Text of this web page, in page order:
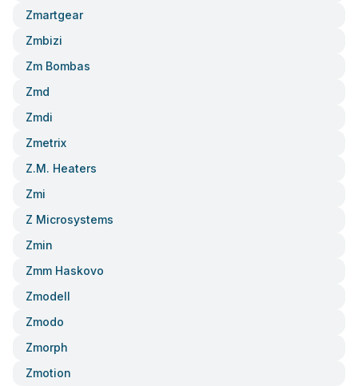
Zmartgear
Zmbizi
Zm Bombas
Zmd
Zmdi
Zmetrix
Z.m. Heaters
Zmi
Z Microsystems
Zmin
Zmm Haskovo
Zmodell
Zmodo
Zmorph
Zmotion